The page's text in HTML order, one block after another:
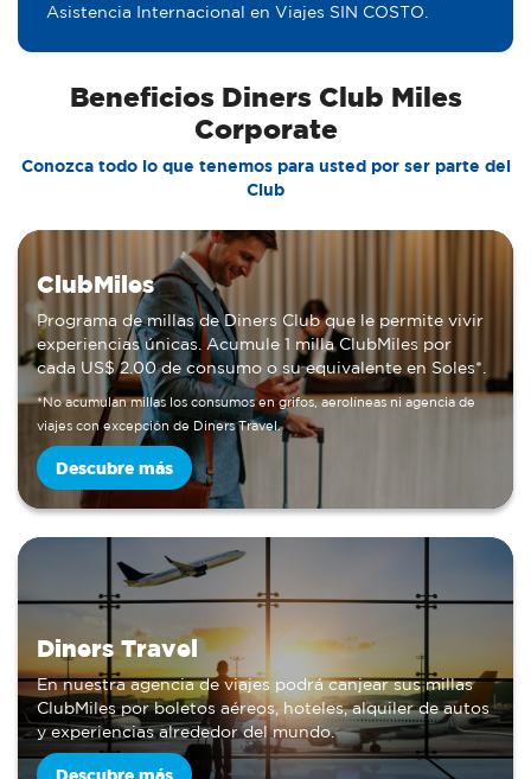
Asistencia Internacional en Viajes SIN COSTO.
Beneficios Diners Club Miles
Corporate
Conozca todo lo que tenemos para usted por ser parte del
Club
ClubMiles
Programa de millas de Diners Club que le permite vivir
experiencias únicas. Acumule 1 milla ClubMiles por
cada US$ 2.00 de consumo o su equivalente en Soles*.
*No acumulan millas los consumos en grifos, aerolíneas ni agencia de
viajes con excepción de Diners Travel.
Descubre más
Diners Travel
En nuestra agencia de viajes podrá canjear sus millas
ClubMiles por boletos aéreos, hoteles, alquiler de autos
y experiencias alrededor del mundo.